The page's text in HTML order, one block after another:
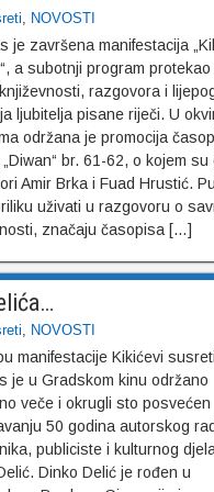
, NOVOSTI
je završena manifestacija
a subotnji program protekao
razgovora i
ljubitelja pisane riječi. U
održana je promocija
br. 61-62, o kojem su
Amir Brka i Fuad Hrustić.
uživati u razgovoru o
značaju časopisa […]
, NOVOSTI
manifestacije Kikićevi
je u Gradskom kinu održano
veče i okrugli sto posvećen
50 godina autorskog
publiciste i kulturnog
Dinko Delić je rođen u